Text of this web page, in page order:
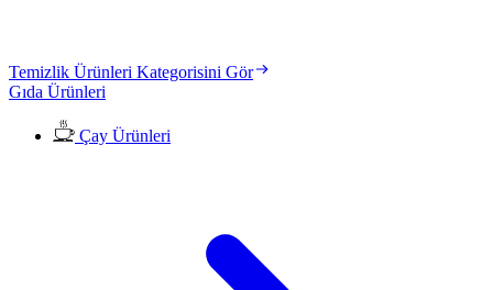
Temizlik Ürünleri Kategorisini Gör
Gıda Ürünleri
Çay Ürünleri